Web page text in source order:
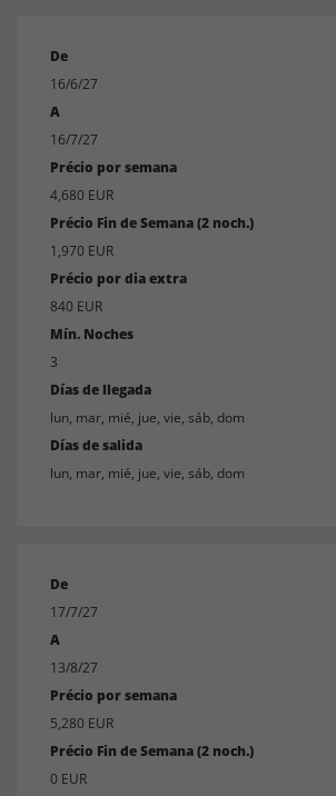
De
16/6/27
A
16/7/27
Précio por semana
4,680 EUR
Précio Fin de Semana (2 noch.)
1,970 EUR
Précio por dia extra
840 EUR
Mín. Noches
3
Días de llegada
lun, mar, mié, jue, vie, sáb, dom
Días de salida
lun, mar, mié, jue, vie, sáb, dom
De
17/7/27
A
13/8/27
Précio por semana
5,280 EUR
Précio Fin de Semana (2 noch.)
0 EUR